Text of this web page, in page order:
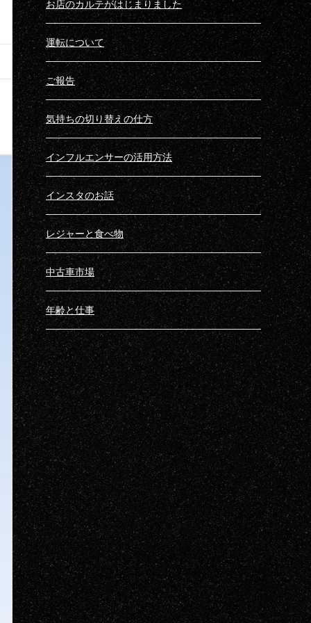
お店のカルテがはじまりました
運転について
ご報告
気持ちの切り替えの仕方
インフルエンサーの活用方法
インスタのお話
レジャーと食べ物
中古車市場
年齢と仕事